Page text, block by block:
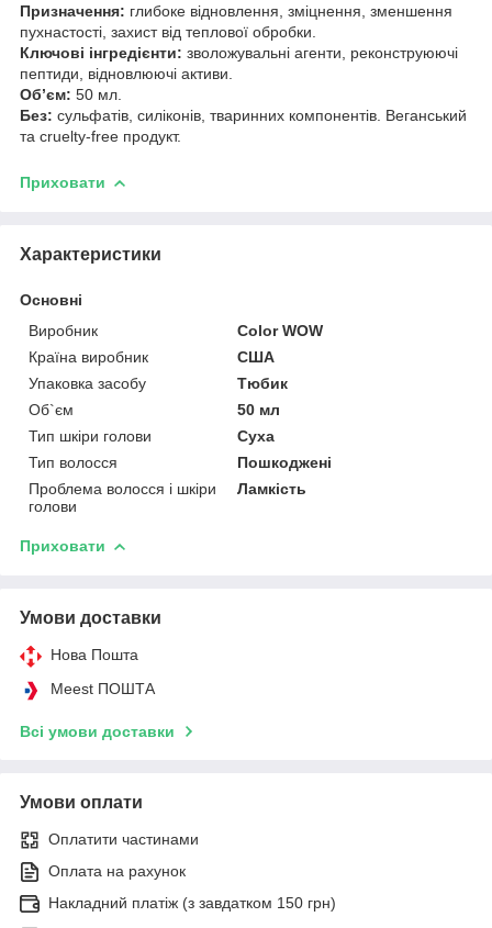
Призначення: глибоке відновлення, зміцнення, зменшення
пухнастості, захист від теплової обробки.
Ключові інгредієнти: зволожувальні агенти, реконструюючі
пептиди, відновлюючі активи.
Об’єм: 50 мл.
Без: сульфатів, силіконів, тваринних компонентів. Веганський
та cruelty-free продукт.
Приховати
Характеристики
Основні
Виробник
Color WOW
Країна виробник
США
Упаковка засобу
Тюбик
Об`єм
50 мл
Тип шкіри голови
Суха
Тип волосся
Пошкоджені
Проблема волосся і шкіри
голови
Ламкість
Приховати
Умови доставки
Нова Пошта
Meest ПОШТА
Всі умови доставки
Умови оплати
Оплатити частинами
Оплата на рахунок
Накладний платіж (з завдатком 150 грн)